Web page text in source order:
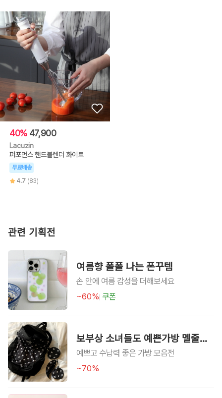
40% 47,900
Lacuzin
퍼포먼스 핸드블렌더 화이트
무료배송
4.7 (83)
관련 기획전
여름향 폴폴 나는 폰꾸템
손 안에 여름 감성을 더해보세요
~60% 쿠폰
보부상 소녀들도 예쁜가방 멜줄알아!
예쁘고 수납력 좋은 가방 모음전
~70%